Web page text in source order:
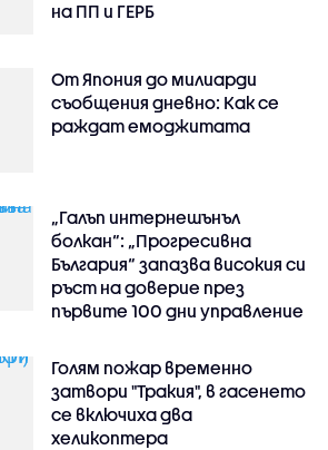
на ПП и ГЕРБ
От Япония до милиарди
съобщения дневно: Как се
раждат емоджитата
„Галъп интернешънъл
болкан“: „Прогресивна
България“ запазва високия си
ръст на доверие през
първите 100 дни управление
Голям пожар временно
затвори "Тракия", в гасенето
се включиха два
хеликоптера